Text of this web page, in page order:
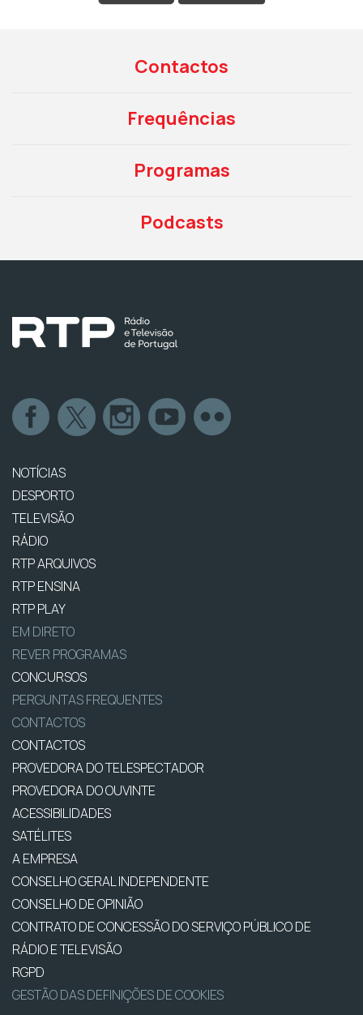
Contactos
Frequências
Programas
Podcasts
NOTÍCIAS
DESPORTO
TELEVISÃO
RÁDIO
RTP ARQUIVOS
RTP ENSINA
RTP PLAY
EM DIRETO
REVER PROGRAMAS
CONCURSOS
PERGUNTAS FREQUENTES
CONTACTOS
CONTACTOS
PROVEDORA DO TELESPECTADOR
PROVEDORA DO OUVINTE
ACESSIBILIDADES
SATÉLITES
A EMPRESA
CONSELHO GERAL INDEPENDENTE
CONSELHO DE OPINIÃO
CONTRATO DE CONCESSÃO DO SERVIÇO PÚBLICO DE
RÁDIO E TELEVISÃO
RGPD
GESTÃO DAS DEFINIÇÕES DE COOKIES